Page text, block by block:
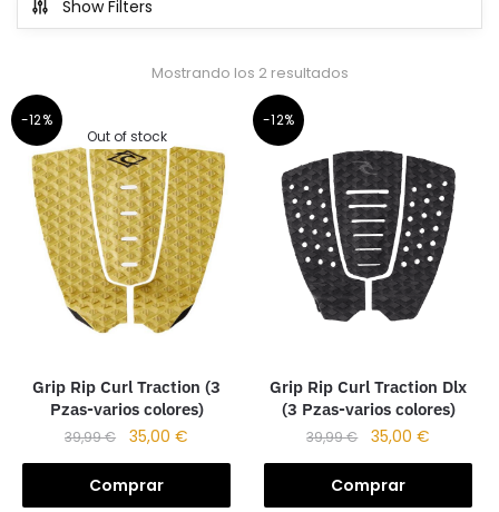
Show Filters
Mostrando los 2 resultados
-12%
Out of stock
Grip Rip Curl Traction (3
Pzas-varios colores)
39,99€ 35,00€
Comprar
-12%
Grip Rip Curl Traction Dlx
(3 Pzas-varios colores)
39,99€ 35,00€
Comprar